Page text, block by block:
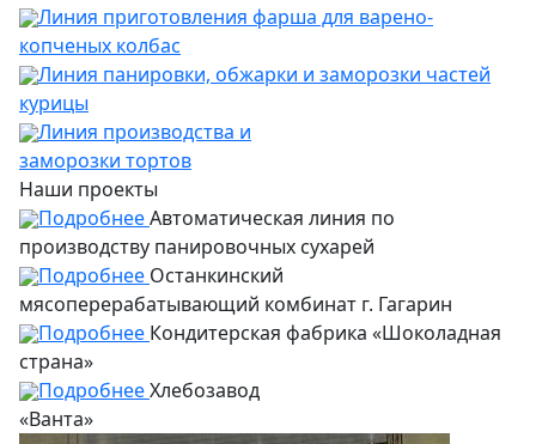
Линия приготовления фарша для варено-
копченых колбас
Линия панировки, обжарки и заморозки частей
курицы
Линия производства и
заморозки тортов
Наши проекты
ПодробнееАвтоматическая линия по
производству панировочных сухарей
Подробнее Останкинский
мясоперерабатывающий комбинат г. Гагарин
Подробнее Кондитерская фабрика «Шоколадная
страна»
ПодробнееХлебозавод
«Ванта»